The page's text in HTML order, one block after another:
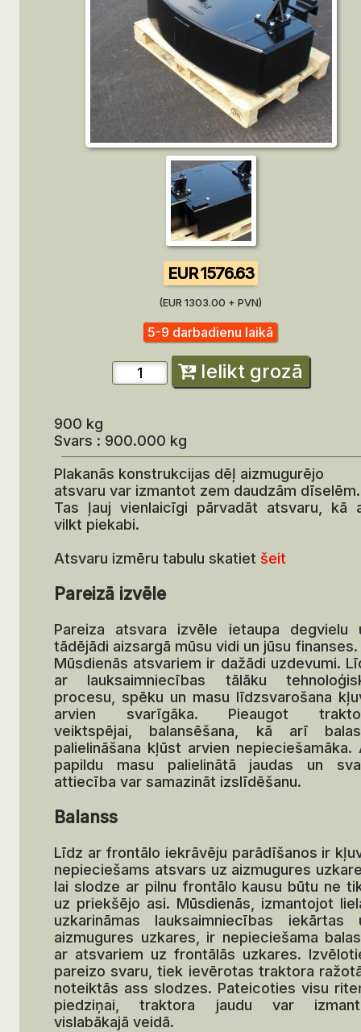
EUR 1576.63
(EUR 1303.00 + PVN)
5-9 darbadienu laikā
Ielikt grozā
900 kg
Svars : 900.000 kg
Plakanās konstrukcijas dēļ aizmugurējo
atsvaru var izmantot zem daudzām dīselēm.
Tas ļauj vienlaicīgi pārvadāt atsvaru, kā
vilkt piekabi.
Atsvaru izmēru tabulu skatiet šeit
Pareizā izvēle
Pareiza atsvara izvēle ietaupa degvielu
tādējādi aizsargā mūsu vidi un jūsu finanses.
Mūsdienās atsvariem ir dažādi uzdevumi.
ar lauksaimniecības tālāku
procesu, spēku un masu līdzsvarošana
arvien svarīgāka. Pieaugot
veiktspējai, balansēšana, kā arī
palielināšana kļūst arvien nepieciešamāka.
papildu masu palielinātā jaudas un
attiecība var samazināt izslīdēšanu.
Balanss
Līdz ar frontālo iekrāvēju parādīšanos ir
nepieciešams atsvars uz aizmugures
lai slodze ar pilnu frontālo kausu būtu ne
uz priekšējo asi. Mūsdienās, izmantojot
uzkarināmas lauksaimniecības iekārtas
aizmugures uzkares, ir nepieciešama
ar atsvariem uz frontālās uzkares.
pareizo svaru, tiek ievērotas traktora
noteiktās ass slodzes. Pateicoties visu
piedziņai, traktora jaudu var
vislabākajā veidā.